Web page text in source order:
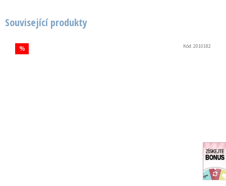
Související produkty
% Kód:2010182